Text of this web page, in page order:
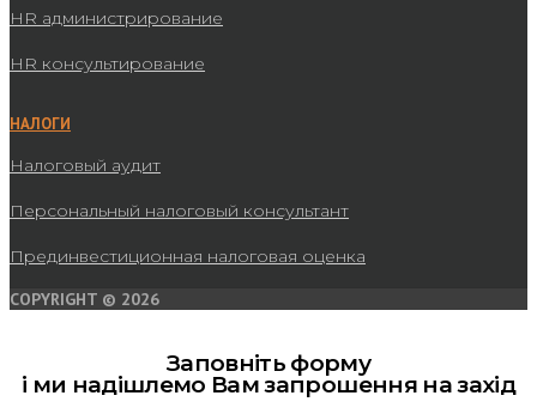
HR администрирование
HR консультирование
НАЛОГИ
Налоговый аудит
Персональный налоговый консультант
Прединвестиционная налоговая оценка
COPYRIGHT © 2026
Заповніть форму
і ми надішлемо Вам запрошення на захід